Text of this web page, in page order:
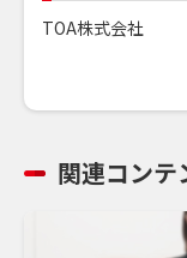
TOA株式会社
関連コンテ